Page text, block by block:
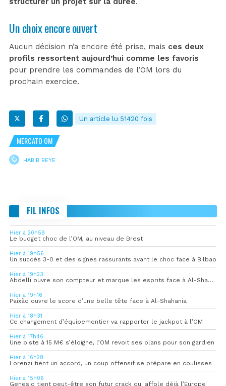
Un choix encore ouvert
Aucun décision n’a encore été prise, mais ces deux
profils ressortent aujourd’hui comme les favoris
pour prendre les commandes de l’OM lors du
prochain exercice.
Un article lu 51420 fois
MERCATO OM
HABIB BEYE
FIL INFOS
Hier à 20h59
Le budget choc de l’OM, au niveau de Brest
Hier à 19h56
Un succès 3-0 et des signes rassurants avant le choc face à Bilbao
Hier à 19h23
Abdelli ouvre son compteur et marque les esprits face à Al-Shahania
Hier à 19h16
Paixão ouvre le score d’une belle tête face à Al-Shahania
Hier à 18h31
Ce changement d’équipementier va rapporter le jackpot à l’OM
Hier à 17h46
Une piste à 15 M€ s’éloigne, l’OM revoit ses plans pour son gardien
Hier à 16h28
Lorenzi tient un accord, un coup offensif se prépare en coulisses
Hier à 15h06
Genesio tient peut-être son futur crack qui affole déjà l’Europe